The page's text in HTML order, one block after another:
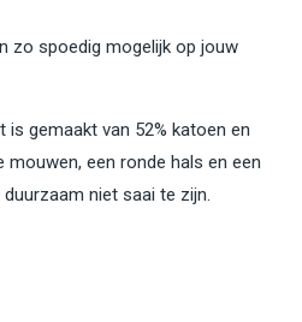
zo spoedig mogelijk op jouw
gemaakt van 52% katoen en
een ronde hals en een
niet saai te zijn.